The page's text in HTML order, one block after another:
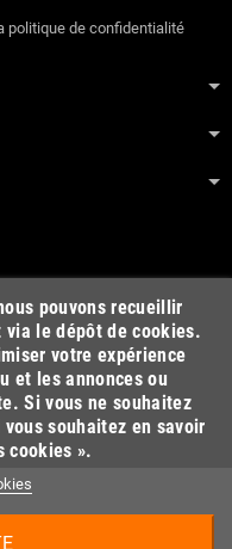
politique de confidentialité
pouvons recueillir
via le dépôt de cookies.
votre expérience
et les annonces ou
Si vous ne souhaitez
souhaitez en savoir
cookies ».